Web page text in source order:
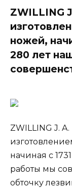
ZWILLING
ножей,
280 лет
ZWILLING J.
начиная с
работы мы
обточку